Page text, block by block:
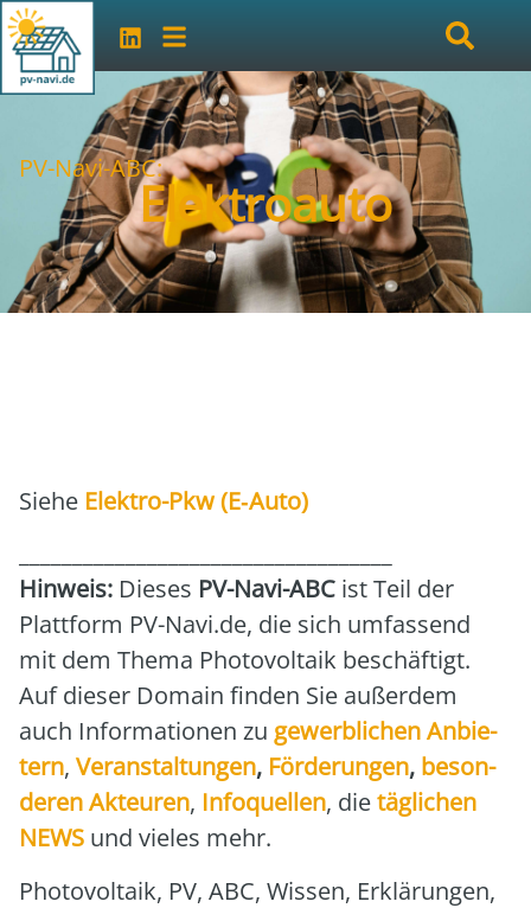
PV-Navi-ABC:
Elektroauto
Sie­he Elek­tro-Pkw (E‑Auto)
Hin­weis: Die­ses PV-Navi-ABC ist Teil der
Platt­form PV-Navi.de, die sich umfas­send
mit dem The­ma Pho­to­vol­ta­ik beschäf­tigt.
Auf die­ser Domain fin­den Sie außer­dem
auch Infor­ma­tio­nen zu gewerb­li­chen Anbie­
tern, Ver­an­stal­tun­gen, För­de­run­gen, beson­
de­ren Akteu­ren, Info­quel­len, dietäg­li­chen
NEWS und vie­les mehr.
Pho­to­vol­ta­ik, PV, ABC, Wis­sen, Erklä­run­gen,